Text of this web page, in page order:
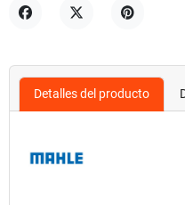
Detalles del producto